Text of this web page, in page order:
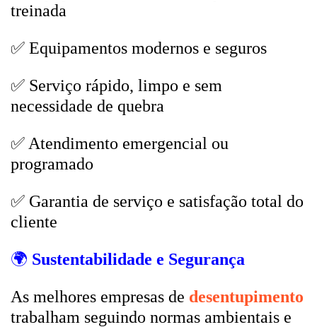
treinada
✅ Equipamentos modernos e seguros
✅ Serviço rápido, limpo e sem
necessidade de quebra
✅ Atendimento emergencial ou
programado
✅ Garantia de serviço e satisfação total do
cliente
🌍 Sustentabilidade e Segurança
As melhores empresas de desentupimento
trabalham seguindo normas ambientais e